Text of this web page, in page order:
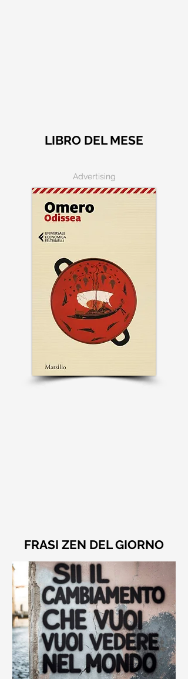
LIBRO DEL MESE
Advertising
FRASI ZEN DEL GIORNO